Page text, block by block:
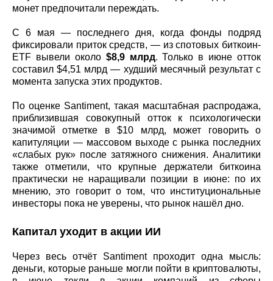
монет предпочитали переждать.
С 6 мая — последнего дня, когда фонды подряд
фиксировали приток средств, — из спотовых биткоин-
ETF вывели около $8,9 млрд. Только в июне отток
составил $4,51 млрд — худший месячный результат с
момента запуска этих продуктов.
По оценке Santiment, такая масштабная распродажа,
приблизившая совокупный отток к психологически
значимой отметке в $10 млрд, может говорить о
капитуляции — массовом выходе с рынка последних
«слабых рук» после затяжного снижения. Аналитики
также отметили, что крупные держатели биткоина
практически не наращивали позиции в июне: по их
мнению, это говорит о том, что институциональные
инвесторы пока не уверены, что рынок нашёл дно.
Капитал уходит в акции ИИ
Через весь отчёт Santiment проходит одна мысль:
деньги, которые раньше могли пойти в криптовалюты,